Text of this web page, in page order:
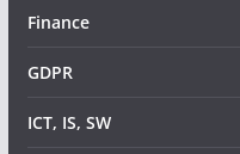
Finance
GDPR
ICT, IS, SW